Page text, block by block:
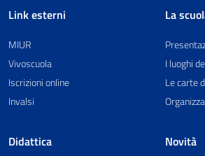
Link esterni
MIUR
Vivoscuola
Iscrizioni online
Invalsi
La
I luoghi
Le carte
Didattica Novità